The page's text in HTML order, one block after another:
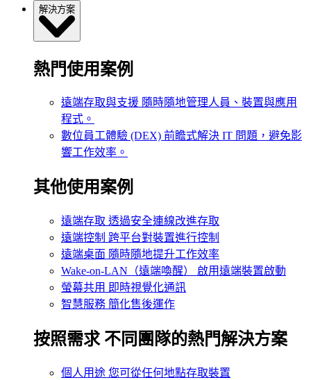
解決方案
熱門使用案例
遠端存取與支援 隨時隨地管理人員、裝置與應用
程式。
數位員工體驗 (DEX) 前瞻式解決 IT 問題，避免影
響工作效率。
其他使用案例
遠端存取 透過安全連線改進存取
遠端控制 跨平台對裝置進行控制
遠端桌面 隨時隨地提升工作效率
Wake-on-LAN（遠端喚醒）
啟用遠端裝置啟動
螢幕共用 即時視覺化通訊
智慧服務 簡化售後運作
按照需求 不同團隊的熱門解決方案
個人用途 您可從任何地點存取裝置